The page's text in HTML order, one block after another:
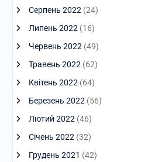
Серпень 2022 (24)
Липень 2022 (16)
Червень 2022 (49)
Травень 2022 (62)
Квітень 2022 (64)
Березень 2022 (56)
Лютий 2022 (46)
Січень 2022 (32)
Грудень 2021 (42)